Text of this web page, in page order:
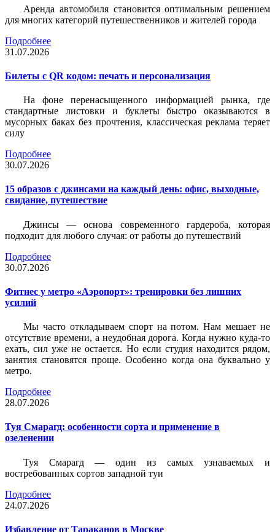
Аренда автомобиля становится оптимальным решением
для многих категорий путешественников и жителей города
Подробнее
31.07.2026
Билеты c QR кодом: печать и персонализация
На фоне перенасыщенного информацией рынка, где
стандартные листовки и буклеты быстро оказываются в
мусорных баках без прочтения, классическая реклама теряет
силу
Подробнее
30.07.2026
15 образов с джинсами на каждый день: офис, выходные,
свидание, путешествие
Джинсы — основа современного гардероба, которая
подходит для любого случая: от работы до путешествий
Подробнее
30.07.2026
Фитнес у метро «Аэропорт»: тренировки без лишних
усилий
Мы часто откладываем спорт на потом. Нам мешает не
отсутствие времени, а неудобная дорога. Когда нужно куда-то
ехать, сил уже не остается. Но если студия находится рядом,
занятия становятся проще. Особенно когда она буквально у
метро.
Подробнее
28.07.2026
Туя Смарагд: особенности сорта и применение в
озеленении
Туя Смарагд — один из самых узнаваемых и
востребованных сортов западной туи
Подробнее
24.07.2026
Избавление от Тараканов в Москве